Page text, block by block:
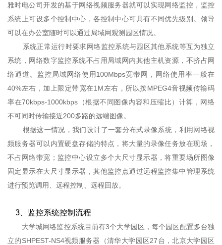
雅时电公司开发的基于网络视频服务器就可以实现网络监控，监控
系统上可设多个控制中心，各控制中心可具有不同优先级别。领导
可以在办公室随时可以通过局域网观测园区情况。
系统正常运行时要求网络监控系统与园区其他系统等互为独立
系统，网络数字监控系统不占用局域网内其他主机资源，不挤占网
络通道。监控局域网络使用100Mbps宽带网，网络使用率一般在
40%左右，加上限定带宽在1M左右，所以按MPEG4音视频传输码
率在70kbps-1000kbps（根据不同图像内容和压缩比）计算，网络
不可同时传输接近200多路的远端图像。
根据这一情况，我们设计了一套分布式录像系统，利用网络视
频服务器可以内置硬盘存储的特点，将大量的录像任务放在现场，
不占网络带宽；监控中心设立多个大尺寸显示器，将重要场所图像
固定显示在大尺寸显示器，其他监控点通过远程监控集中管理系统
进行预览调用、远程控制、远程回放。
3、监控系统控制流程
大学城网络监控系统目前有3个大学园区，每个园区配置多台独
立的SHPEST-NS4视频服务器（清华大学园区27台，北京大学园区